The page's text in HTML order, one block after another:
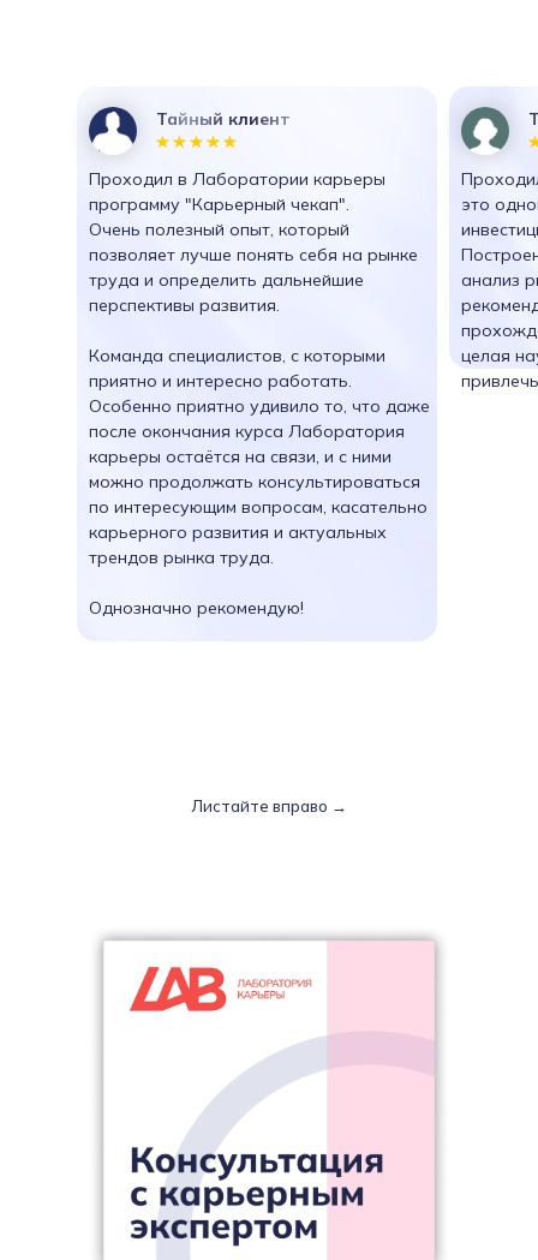
это
анализ
целая
Тайный клиент
Проходил в Лаборатории карьеры
программу "Карьерный чекап".
Очень полезный опыт, который
позволяет лучше понять себя на рынке
труда и определить дальнейшие
перспективы развития.
Команда специалистов, с которыми
приятно и интересно работать.
Особенно приятно удивило то, что даже
после окончания курса Лаборатория
карьеры остаётся на связи, и с ними
можно продолжать консультироваться
по интересующим вопросам, касательно
карьерного развития и актуальных
трендов рынка труда.
Однозначно рекомендую!
Листайте вправо →